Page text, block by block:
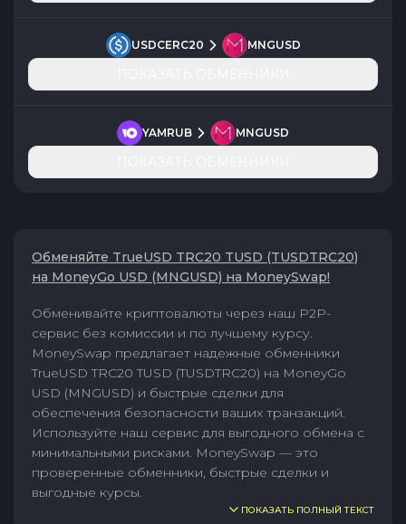
USDCERC20 MNGUSD
YAMRUB MNGUSD
Обменяйте TrueUSD TRC20 TUSD (TUSDTRC20)
на MoneyGo USD (MNGUSD) на MoneySwap!
Обменивайте криптовалюты через наш P2P-
сервис без комиссии и по лучшему курсу.
MoneySwap предлагает надежные обменники
TrueUSD TRC20 TUSD (TUSDTRC20) на MoneyGo
USD (MNGUSD) и быстрые сделки для
обеспечения безопасности ваших транзакций.
Используйте наш сервис для выгодного обмена с
минимальными рисками. MoneySwap — это
проверенные обменники, быстрые сделки и
выгодные курсы.
ПОКАЗАТЬ ПОЛНЫЙ ТЕКСТ